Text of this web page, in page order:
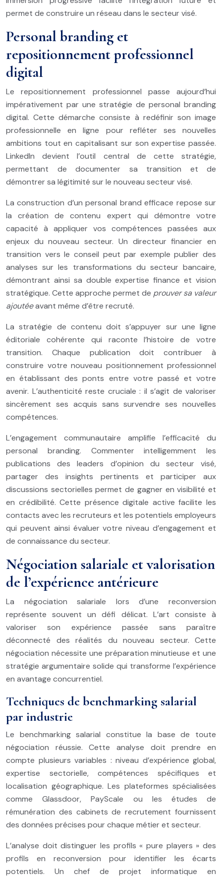
permet de construire un réseau dans le secteur visé.
Personal branding et
repositionnement professionnel
digital
Le repositionnement professionnel passe aujourd’hui
impérativement par une stratégie de personal branding
digital. Cette démarche consiste à redéfinir son image
professionnelle en ligne pour refléter ses nouvelles
ambitions tout en capitalisant sur son expertise passée.
LinkedIn devient l’outil central de cette stratégie,
permettant de documenter sa transition et de
démontrer sa légitimité sur le nouveau secteur visé.
La construction d’un personal brand efficace repose sur
la création de contenu expert qui démontre votre
capacité à appliquer vos compétences passées aux
enjeux du nouveau secteur. Un directeur financier en
transition vers le conseil peut par exemple publier des
analyses sur les transformations du secteur bancaire,
démontrant ainsi sa double expertise finance et vision
stratégique. Cette approche permet de prouver sa valeur
ajoutéeavant même d’être recruté.
La stratégie de contenu doit s’appuyer sur une ligne
éditoriale cohérente qui raconte l’histoire de votre
transition. Chaque publication doit contribuer à
construire votre nouveau positionnement professionnel
en établissant des ponts entre votre passé et votre
avenir. L’authenticité reste cruciale : il s’agit de valoriser
sincèrement ses acquis sans survendre ses nouvelles
compétences.
L’engagement communautaire amplifie l’efficacité du
personal branding. Commenter intelligemment les
publications des leaders d’opinion du secteur visé,
partager des insights pertinents et participer aux
discussions sectorielles permet de gagner en visibilité et
en crédibilité. Cette présence digitale active facilite les
contacts avec les recruteurs et les potentiels employeurs
qui peuvent ainsi évaluer votre niveau d’engagement et
de connaissance du secteur.
Négociation salariale et valorisation
de l’expérience antérieure
La négociation salariale lors d’une reconversion
représente souvent un défi délicat. L’art consiste à
valoriser son expérience passée sans paraître
déconnecté des réalités du nouveau secteur. Cette
négociation nécessite une préparation minutieuse et une
stratégie argumentaire solide qui transforme l’expérience
en avantage concurrentiel.
Techniques de benchmarking salarial
par industrie
Le benchmarking salarial constitue la base de toute
négociation réussie. Cette analyse doit prendre en
compte plusieurs variables : niveau d’expérience global,
expertise sectorielle, compétences spécifiques et
localisation géographique. Les plateformes spécialisées
comme Glassdoor, PayScale ou les études de
rémunération des cabinets de recrutement fournissent
des données précises pour chaque métier et secteur.
L’analyse doit distinguer les profils « pure players » des
profils en reconversion pour identifier les écarts
potentiels. Un chef de projet informatique en